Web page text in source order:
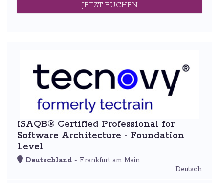
JETZT BUCHEN
iSAQB® Certified Professional for
Software Architecture - Foundation
Level
Deutschland - Frankfurt am Main
Deutsch